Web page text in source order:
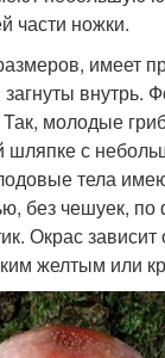
части ножки.
имеет
внутрь.
Так, молодые
шляпке с
тела
без чешуек,
Окрас зависит
желтым или